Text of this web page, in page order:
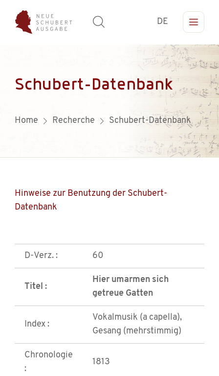
DE
Schubert-Datenbank
Home Recherche Schubert-Datenbank
Hinweise zur Benutzung der Schubert-
Datenbank
D-Verz. : 60
Titel :
Hier umarmen sich
getreue Gatten
Index :
Vokalmusik (a capella),
Gesang (mehrstimmig)
Chronologie
:
1813